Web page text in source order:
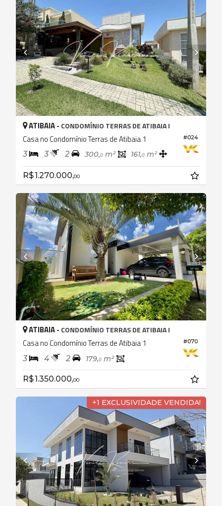
#024
ATIBAIA - CONDOMÍNIO TERRAS DE ATIBAIA I
Casa no Condomínio Terras de Atibaia 1
3 3 2 300,0 m² 161,0 m²
R$ 1.270.000,00
#070
ATIBAIA - CONDOMÍNIO TERRAS DE ATIBAIA I
Casa no Condomínio Terras de Atibaia 1
3 4 2 179,0 m²
R$ 1.350.000,00
+1 EXCLUSIVIDADE VENDIDA!